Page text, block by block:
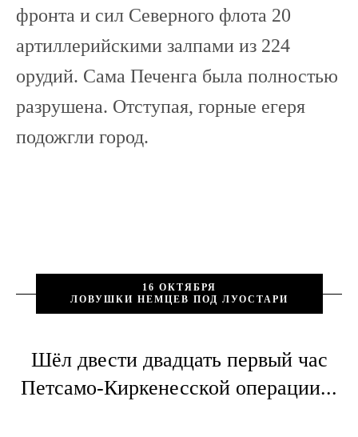
фронта и сил Северного флота 20
артиллерийскими залпами из 224
орудий. Сама Печенга была полностью
разрушена. Отступая, горные егеря
подожгли город.
16 ОКТЯБРЯ
ЛОВУШКИ НЕМЦЕВ ПОД ЛУОСТАРИ
Шёл двести двадцать первый час
Петсамо-Киркенесской операции...